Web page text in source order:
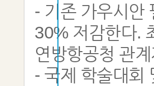
- 기존 가우시안
30% 저감한다.
연방항공청 관
- 국제 학술대회